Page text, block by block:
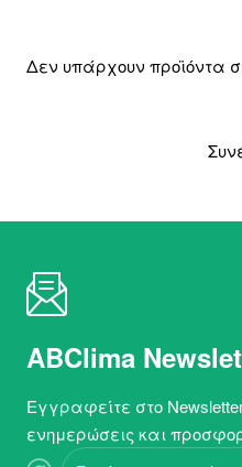
Δεν υπάρχουν προϊόντα
ABClima
Εγγραφείτε στο
ενημερώσεις και
Εισάγετε